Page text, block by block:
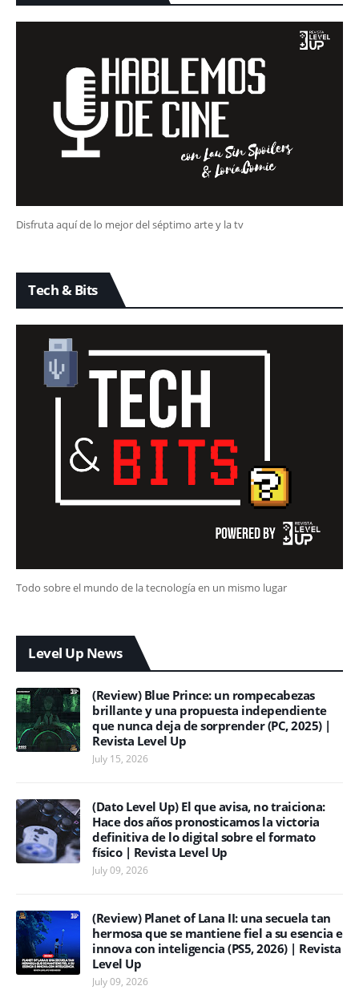
Disfruta aquí de lo mejor del séptimo arte y la tv
Tech & Bits
Todo sobre el mundo de la tecnología en un mismo lugar
Level Up News
(Review) Blue Prince: un rompecabezas
brillante y una propuesta independiente
que nunca deja de sorprender (PC, 2025) |
Revista Level Up
July 15, 2026
(Dato Level Up) El que avisa, no traiciona:
Hace dos años pronosticamos la victoria
definitiva de lo digital sobre el formato
físico | Revista Level Up
July 09, 2026
(Review) Planet of Lana II: una secuela tan
hermosa que se mantiene fiel a su esencia e
innova con inteligencia (PS5, 2026) | Revista
Level Up
July 09, 2026